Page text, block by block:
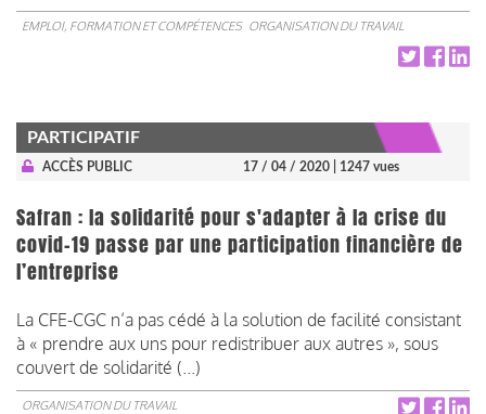
EMPLOI, FORMATION ET COMPÉTENCES ORGANISATION DU TRAVAIL
PARTICIPATIF
ACCÈS PUBLIC 17 / 04 / 2020 | 1247 vues
Safran : la solidarité pour s'adapter à la crise du
covid-19 passe par une participation financière de
l’entreprise
La CFE-CGC n’a pas cédé à la solution de facilité consistant
à « prendre aux uns pour redistribuer aux autres », sous
couvert de solidarité (...)
ORGANISATION DU TRAVAIL